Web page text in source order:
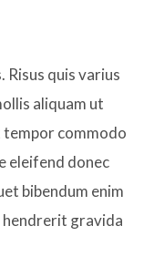
Risus quis varius
aliquam ut
commodo
eleifend donec
bibendum enim
hendrerit gravida